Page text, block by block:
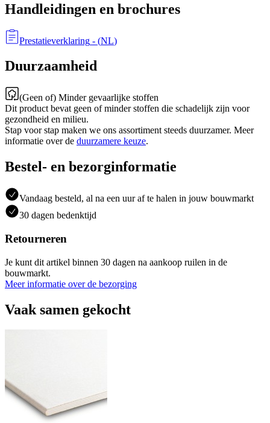
Handleidingen en brochures
Prestatieverklaring - (NL)
Duurzaamheid
(Geen of) Minder gevaarlijke stoffen
Dit product bevat geen of minder stoffen die schadelijk zijn voor
gezondheid en milieu.
Stap voor stap maken we ons assortiment steeds duurzamer. Meer
informatie over de duurzamere keuze.
Bestel- en bezorginformatie
Vandaag besteld, al na een uur af te halen in jouw bouwmarkt
30 dagen bedenktijd
Retourneren
Je kunt dit artikel binnen 30 dagen na aankoop ruilen in de
bouwmarkt.
Meer informatie over de bezorging
Vaak samen gekocht